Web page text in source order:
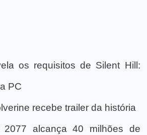
os requisitos de Silent Hill:
PC
recebe trailer da história
2077 alcança 40 milhões de